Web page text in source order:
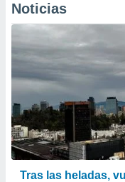
Noticias
Tras las heladas,